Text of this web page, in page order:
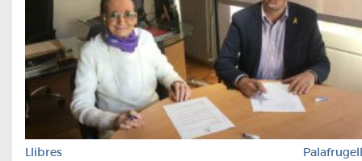
Llibres Palafrugell